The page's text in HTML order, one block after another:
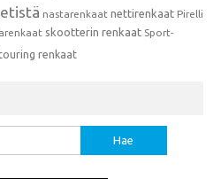
nastarenkaat nettirenkaat Pirelli
skootterin renkaat Sport-
renkaat